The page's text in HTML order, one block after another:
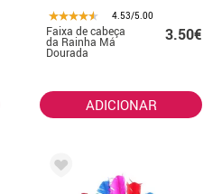
4.53/5.00
Faixa de cabeça
da Rainha Má
Dourada
3.50€
ADICIONAR